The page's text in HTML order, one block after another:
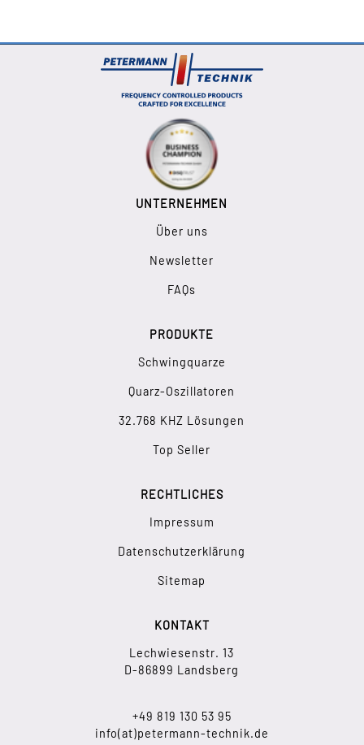
UNTERNEHMEN
Über uns
Newsletter
FAQs
PRODUKTE
Schwingquarze
Quarz-Oszillatoren
32.768 KHZ Lösungen
Top Seller
RECHTLICHES
Impressum
Datenschutzerklärung
Sitemap
KONTAKT
Lechwiesenstr. 13
D-86899 Landsberg
+49 819 130 53 95
info(at)petermann-technik.de